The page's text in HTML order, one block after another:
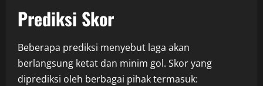
Prediksi Skor
Beberapa prediksi menyebut laga akan
berlangsung ketat dan minim gol. Skor yang
diprediksi oleh berbagai pihak termasuk: